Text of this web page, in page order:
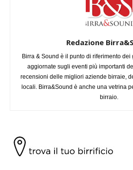
Redazione
Birra & Sound è il punto di riferimento
aggiornate sugli eventi più importanti
recensioni delle migliori aziende birraie,
locali. Birra&Sound è anche una vetrina
birraio.